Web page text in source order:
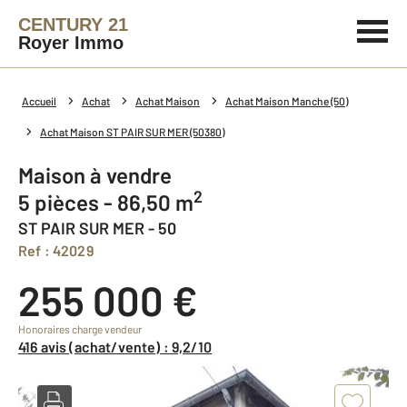
CENTURY 21
Royer Immo
Accueil Achat Achat Maison Achat Maison Manche (50)
Achat Maison ST PAIR SUR MER (50380)
Maison à vendre
5 pièces - 86,50 m2
ST PAIR SUR MER - 50
Ref : 42029
255 000 €
Honoraires charge vendeur
416 avis (achat/vente) : 9,2/10